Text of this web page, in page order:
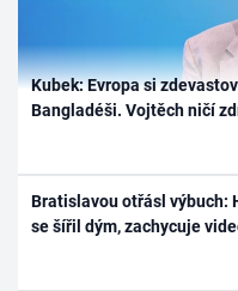
Kubek: Evropa si
Bangladéši. Vojtěch ničí
Bratislavou otřásl výbuch:
se šířil dým, zachycuje